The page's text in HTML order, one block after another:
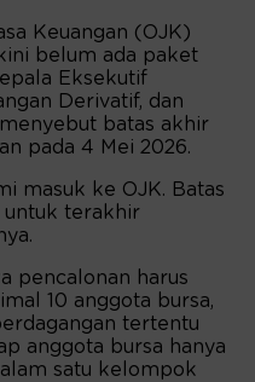
Keuangan (OJK)
belum ada paket
Eksekutif
Derivatif, dan
batas akhir
pada 4 Mei 2026.
masuk ke OJK. Batas
untuk terakhir
pencalonan harus
10 anggota bursa,
tertentu
anggota bursa hanya
satu kelompok